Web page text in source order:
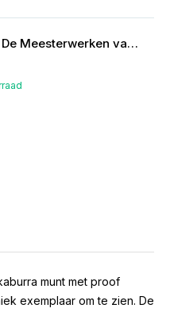
Franklin Mint - De Meesterwerken van Rubens
munt met proof
exemplaar om te zien. De